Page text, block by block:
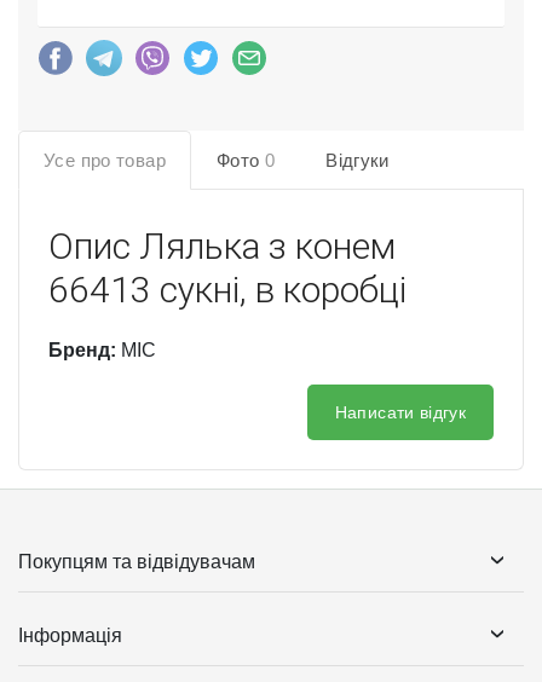
Усе про товар Фото 0 Відгуки
Опис Лялька з конем
66413 сукні, в коробці
Бренд: MIC
Написати відгук
Покупцям та відвідувачам
Інформація